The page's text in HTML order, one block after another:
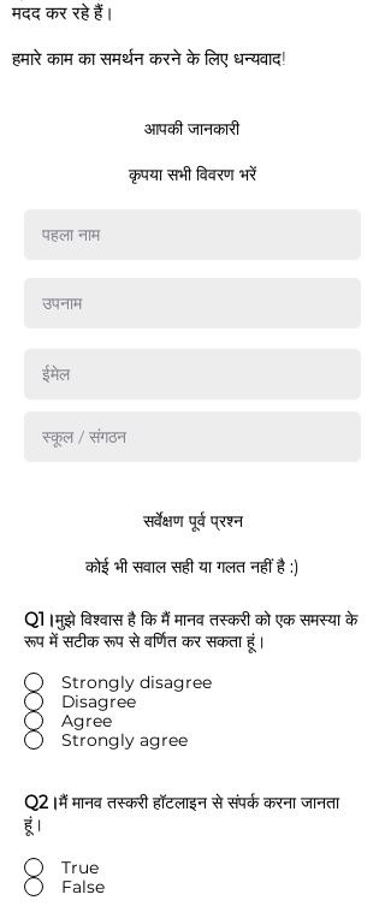
मदद कर रहे हैं।
हमारे काम का समर्थन करने के लिए धन्यवाद!
आपकी जानकारी
कृपया सभी विवरण भरें
सर्वेक्षण पूर्व प्रश्न
कोई भी सवाल सही या गलत नहीं है :)
Q1।मुझे विश्वास है कि मैं मानव तस्करी को एक समस्या के
रूप में सटीक रूप से वर्णित कर सकता हूं।
Strongly disagree
Disagree
Agree
Strongly agree
Q2।मैं मानव तस्करी हॉटलाइन से संपर्क करना जानता
हूं।
True
False